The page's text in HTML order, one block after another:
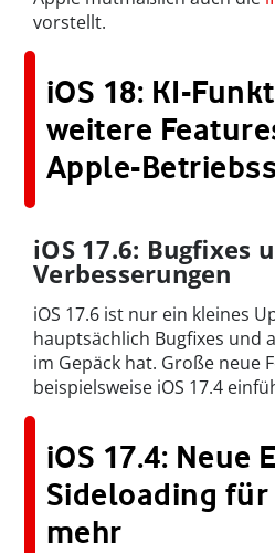
vorstellt.
iOS 18: KI-
weitere
Apple-
iOS 17.6: Bugfixes
Verbesserungen
iOS 17.6 ist nur ein kleines
hauptsächlich Bugfixes und
im Gepäck hat. Große neue
beispielsweise iOS 17.4
iOS 17.4: Neue
Sideloading für
mehr